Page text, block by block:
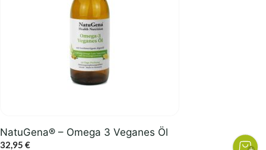
NatuGena® – Omega 3 Veganes Öl
32,95 €